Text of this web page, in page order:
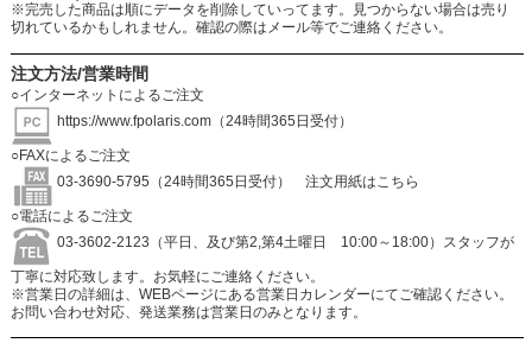
※完売した商品は順にデータを削除していってます。見つからない場合は売り
切れているかもしれません。確認の際はメール等でご連絡ください。
注文方法/営業時間
○インターネットによるご注文
https://www.fpolaris.com（24時間365日受付）
○FAXによるご注文
03-3690-5795（24時間365日受付）
注文用紙はこちら
○電話によるご注文
03-3602-2123（平日、及び第2,第4土曜日 10:00～18:00）スタッフが
丁寧に対応致します。お気軽にご連絡ください。
※営業日の詳細は、WEBページにある営業日カレンダーにてご確認ください。
お問い合わせ対応、発送業務は営業日のみとなります。